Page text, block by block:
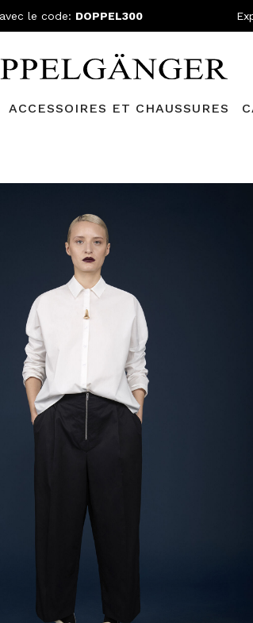
le code: DOPPEL300
ACCESSOIRES ET CHAUSSURES